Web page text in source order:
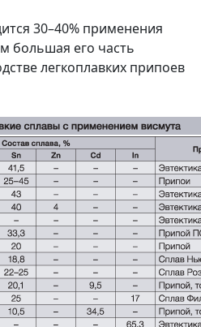
30–40% применения
большая его часть
легкоплавких припоев